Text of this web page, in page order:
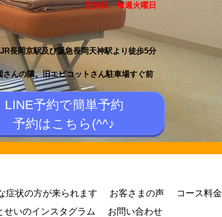
定休日 毎週火曜日
JR長岡京駅及び阪急長岡天神駅より徒歩5分
さんの隣。旧エピコットさん駐車場すぐ前
LINE予約で簡単予約
予約はこちら(^^♪
症状の方が来られます お客さまの声
コース料金
せいのインスタグラム お問い合わせ